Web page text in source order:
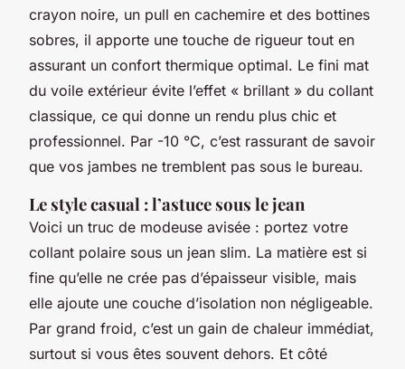
crayon noire, un pull en cachemire et des bottines
sobres, il apporte une touche de rigueur tout en
assurant un confort thermique optimal. Le fini mat
du voile extérieur évite l’effet « brillant » du collant
classique, ce qui donne un rendu plus chic et
professionnel. Par -10 °C, c’est rassurant de savoir
que vos jambes ne tremblent pas sous le bureau.
Le style casual : l’astuce sous le jean
Voici un truc de modeuse avisée : portez votre
collant polaire sous un jean slim. La matière est si
fine qu’elle ne crée pas d’épaisseur visible, mais
elle ajoute une couche d’isolation non négligeable.
Par grand froid, c’est un gain de chaleur immédiat,
surtout si vous êtes souvent dehors. Et côté